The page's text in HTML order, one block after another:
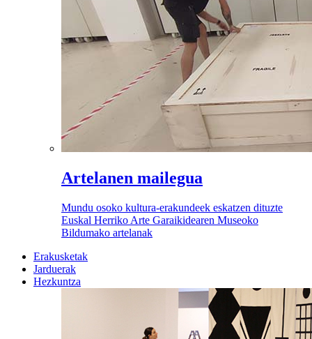
Artelanen mailegua
Mundu osoko kultura-erakundeek eskatzen dituzte
Euskal Herriko Arte Garaikidearen Museoko
Bildumako artelanak
Erakusketak
Jarduerak
Hezkuntza